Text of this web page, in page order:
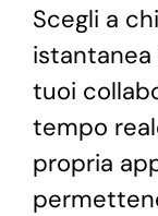
Scegli a
tuoi
tempo
propria